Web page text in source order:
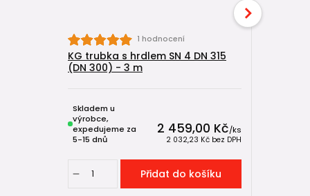
1 hodnocení
KG trubka s hrdlem SN 4 DN 315
(DN 300) - 3 m
2 459,00 Kč/ks
2 032,23 Kč bez DPH
Skladem u
výrobce,
expedujeme za
5-15 dnů
Přidat do košíku